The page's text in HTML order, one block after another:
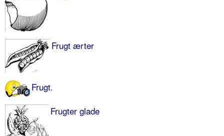
Frugt ærter
Frugt.
Frugter glade